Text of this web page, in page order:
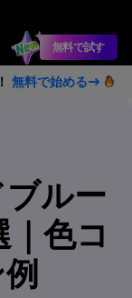
無料で試す
無料で始める→
ルー
色コ